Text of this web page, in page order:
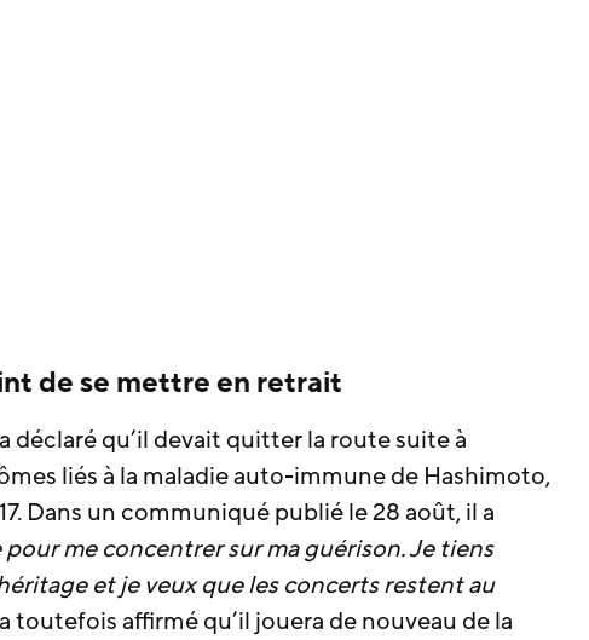
de se mettre en retrait
déclaré qu’il devait quitter la route suite à
liés à la maladie auto-immune de Hashimoto,
Dans un communiqué publié le 28 août, il a
pour me concentrer sur ma guérison. Je tiens
et je veux que les concerts restent au
toutefois affirmé qu’il jouera de nouveau de la